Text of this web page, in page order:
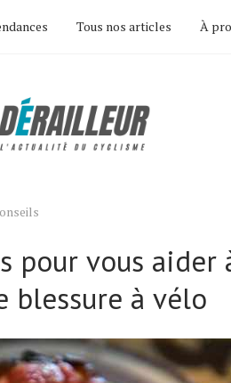
Tous nos articles À
pour vous aider
blessure à vélo